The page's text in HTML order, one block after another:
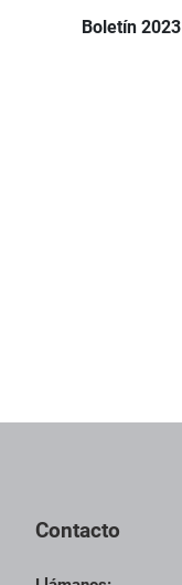
Boletín 2023
Contacto